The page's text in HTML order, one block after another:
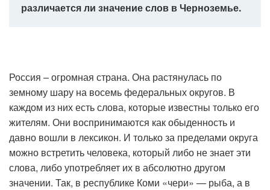
различается ли значение слов в Черноземье.
Россия – огромная страна. Она растянулась по
земному шару на восемь федеральных округов. В
каждом из них есть слова, которые известны только его
жителям. Они воспринимаются как обыденность и
давно вошли в лексикон. И только за пределами округа
можно встретить человека, который либо не знает эти
слова, либо употребляет их в абсолютно другом
значении. Так, в республике Коми «чери» — рыба, а в